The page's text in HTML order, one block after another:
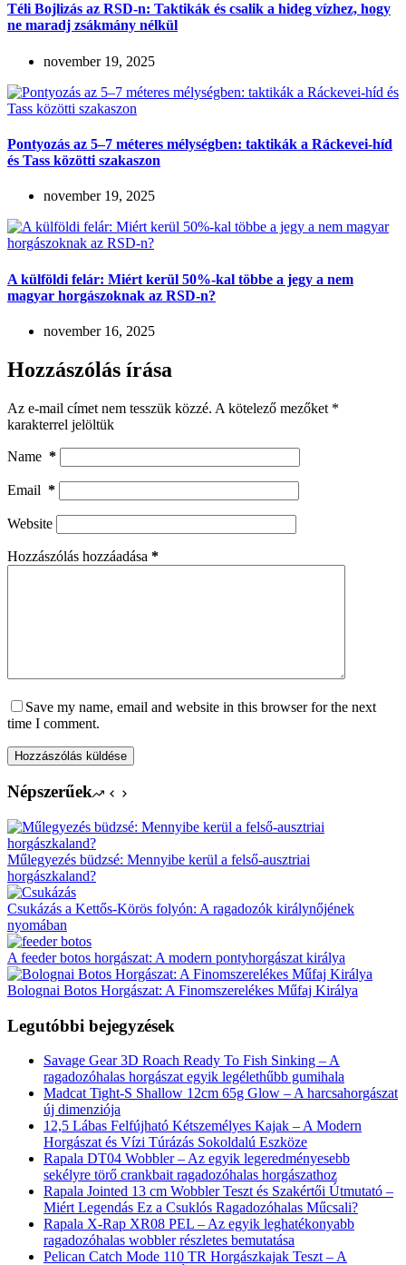
Téli Bojlizás az RSD-n: Taktikák és csalik a hideg vízhez, hogy
ne maradj zsákmány nélkül
november 19, 2025
Pontyozás az 5–7 méteres mélységben: taktikák a Ráckevei-híd
és Tass közötti szakaszon
november 19, 2025
A külföldi felár: Miért kerül 50%-kal többe a jegy a nem
magyar horgászoknak az RSD-n?
november 16, 2025
Hozzászólás írása
Az e-mail címet nem tesszük közzé. A kötelező mezőket *
karakterrel jelöltük
Name *
Email *
Website
Hozzászólás hozzáadása *
Save my name, email and website in this browser for the next
time I comment.
Hozzászólás küldése
Népszerűek
Műlegyezés büdzsé: Mennyibe kerül a felső-ausztriai
horgászkaland?
Csukázás a Kettős-Körös folyón: A ragadozók királynőjének
nyomában
A feeder botos horgászat: A modern pontyhorgászat királya
Bolognai Botos Horgászat: A Finomszerelékes Műfaj Királya
Legutóbbi bejegyzések
Savage Gear 3D Roach Ready To Fish Sinking – A
ragadozóhalas horgászat egyik legélethűbb gumihala
Madcat Tight-S Shallow 12cm 65g Glow – A harcsahorgászat
új dimenziója
12,5 Lábas Felfújható Kétszemélyes Kajak – A Modern
Horgászat és Vízi Túrázás Sokoldalú Eszköze
Rapala DT04 Wobbler – Az egyik legeredményesebb
sekélyre törő crankbait ragadozóhalas horgászathoz
Rapala Jointed 13 cm Wobbler Teszt és Szakértői Útmutató –
Miért Legendás Ez a Csuklós Ragadozóhalas Műcsali?
Rapala X-Rap XR08 PEL – Az egyik leghatékonyabb
ragadozóhalas wobbler részletes bemutatása
Pelican Catch Mode 110 TR Horgászkajak Teszt – A